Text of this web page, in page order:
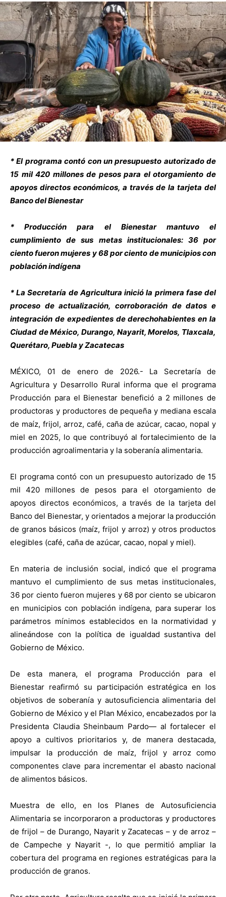
* El programa contó con un presupuesto autorizado de
15 mil 420 millones de pesos para el otorgamiento de
apoyos directos económicos, a través de la tarjeta del
Banco del Bienestar
* Producción para el Bienestar mantuvo el
cumplimiento de sus metas institucionales: 36 por
ciento fueron mujeres y 68 por ciento de municipios con
población indígena
* La Secretaría de Agricultura inició la primera fase del
proceso de actualización, corroboración de datos e
integración de expedientes de derechohabientes en la
Ciudad de México, Durango, Nayarit, Morelos, Tlaxcala,
Querétaro, Puebla y Zacatecas
MÉXICO, 01 de enero de 2026.- La Secretaría de
Agricultura y Desarrollo Rural informa que el programa
Producción para el Bienestar benefició a 2 millones de
productoras y productores de pequeña y mediana escala
de maíz, frijol, arroz, café, caña de azúcar, cacao, nopal y
miel en 2025, lo que contribuyó al fortalecimiento de la
producción agroalimentaria y la soberanía alimentaria.
El programa contó con un presupuesto autorizado de 15
mil 420 millones de pesos para el otorgamiento de
apoyos directos económicos, a través de la tarjeta del
Banco del Bienestar, y orientados a mejorar la producción
de granos básicos (maíz, frijol y arroz) y otros productos
elegibles (café, caña de azúcar, cacao, nopal y miel).
En materia de inclusión social, indicó que el programa
mantuvo el cumplimiento de sus metas institucionales,
36 por ciento fueron mujeres y 68 por ciento se ubicaron
en municipios con población indígena, para superar los
parámetros mínimos establecidos en la normatividad y
alineándose con la política de igualdad sustantiva del
Gobierno de México.
De esta manera, el programa Producción para el
Bienestar reafirmó su participación estratégica en los
objetivos de soberanía y autosuficiencia alimentaria del
Gobierno de México y el Plan México, encabezados por la
Presidenta Claudia Sheinbaum Pardo— al fortalecer el
apoyo a cultivos prioritarios y, de manera destacada,
impulsar la producción de maíz, frijol y arroz como
componentes clave para incrementar el abasto nacional
de alimentos básicos.
Muestra de ello, en los Planes de Autosuficiencia
Alimentaria se incorporaron a productoras y productores
de frijol – de Durango, Nayarit y Zacatecas – y de arroz –
de Campeche y Nayarit -, lo que permitió ampliar la
cobertura del programa en regiones estratégicas para la
producción de granos.